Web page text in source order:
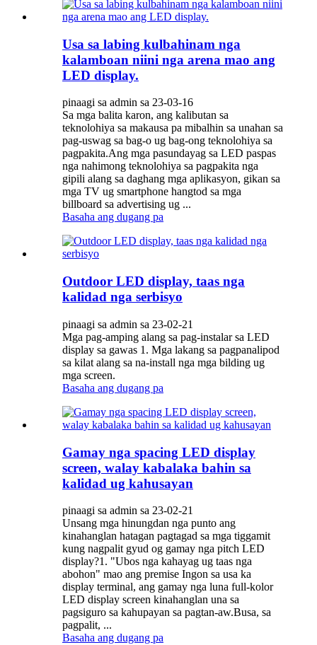
Usa sa labing kulbahinam nga
kalamboan niini nga arena mao ang
LED display.
pinaagi sa admin sa 23-03-16
Sa mga balita karon, ang kalibutan sa
teknolohiya sa makausa pa mibalhin sa unahan sa
pag-uswag sa bag-o ug bag-ong teknolohiya sa
pagpakita.Ang mga pasundayag sa LED paspas
nga nahimong teknolohiya sa pagpakita nga
gipili alang sa daghang mga aplikasyon, gikan sa
mga TV ug smartphone hangtod sa mga
billboard sa advertising ug ...
Basaha ang dugang pa
Outdoor LED display, taas nga
kalidad nga serbisyo
pinaagi sa admin sa 23-02-21
Mga pag-amping alang sa pag-instalar sa LED
display sa gawas 1. Mga lakang sa pagpanalipod
sa kilat alang sa na-install nga mga bilding ug
mga screen.
Basaha ang dugang pa
Gamay nga spacing LED display
screen, walay kabalaka bahin sa
kalidad ug kahusayan
pinaagi sa admin sa 23-02-21
Unsang mga hinungdan nga punto ang
kinahanglan hatagan pagtagad sa mga tiggamit
kung nagpalit gyud og gamay nga pitch LED
display?1. "Ubos nga kahayag ug taas nga
abohon" mao ang premise Ingon sa usa ka
display terminal, ang gamay nga luna full-kolor
LED display screen kinahanglan una sa
pagsiguro sa kahupayan sa pagtan-aw.Busa, sa
pagpalit, ...
Basaha ang dugang pa